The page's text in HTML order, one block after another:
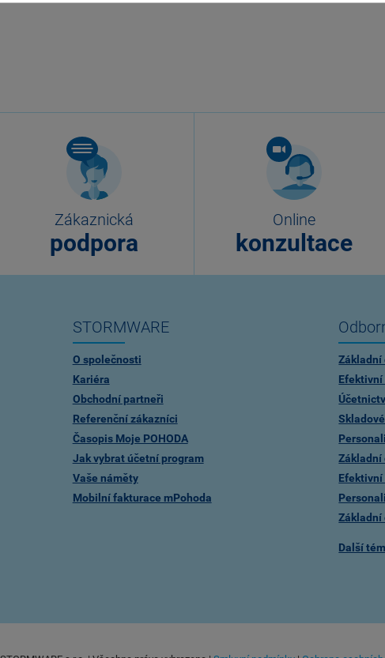
Zákaznická
podpora
Online
konzultace
STORMWARE
O společnosti
Kariéra
Obchodní partneři
Referenční zákazníci
Časopis Moje POHODA
Jak vybrat účetní program
Vaše náměty
Mobilní fakturace mPohoda
Základní
Efektivní
Základní
Efektivní
Základní
Další